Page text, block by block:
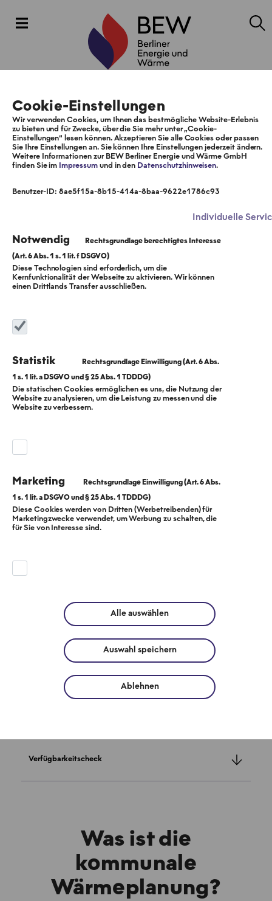
Kommunale
Wärmeplanung in
Berlin
Wie alle Städte mit mehr als 100.000
Einwohner:innen muss Berlin einen Wärmeplan
Antworten auf Ihre Fragen.
Verfügbarkeitscheck
Was ist die
kommunale
Wärmeplanung?
Cookie-Einstellungen
Wir verwenden Cookies, um Ihnen das bestmögliche Website-Erlebnis
zu bieten und für Zwecke, über die Sie mehr unter „Cookie-
Einstellungen“ lesen können. Akzeptieren Sie alle Cookies oder passen
Sie Ihre Einstellungen an. Sie können Ihre Einstellungen jederzeit ändern.
Weitere Informationen zur BEW Berliner Energie und Wärme GmbH
finden Sie im Impressumund in den Datenschutzhinweisen.
Benutzer-ID: 8ae5f15a-8b15-414a-8baa-9622e1786c93
Individuelle
Notwendig
Diese Technologien sind erforderlich, um die
Kernfunktionalität der Webseite zu aktivieren. Wir können
einen Drittlands Transfer ausschließen.
Statistik
Die statischen Cookies ermöglichen es uns, die Nutzung der
Website zu analysieren, um die Leistung zu messen und die
Website zu verbessern.
Marketing
Diese Cookies werden von Dritten (Werbetreibenden) für
Marketingzwecke verwendet, um Werbung zu schalten, die
für Sie von Interesse sind.
Alle auswählen
Auswahl speichern
Ablehnen